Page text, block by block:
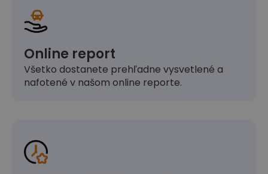
Online report
Všetko dostanete prehľadne vysvetlené a
nafotené v našom online reporte.